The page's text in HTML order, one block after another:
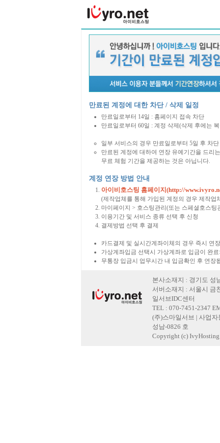
만료된 계정에 대한 차단 / 삭제 일정
만료일로부터 14일 : 홈페이지 접속 차단
만료일로부터 60일 : 계정 삭제(삭제 후에는
일부 서비스의 경우 만료일로부터 5일 후 차
만료된 계정에 대하여 연장 유예기간을 드리
무료 체험 기간을 제공하는 것은 아닙니다.
계정 연장 방법 안내
아이비호스팅 홈페이지(http://
(제작업체를 통해 가입된 계정의 경우 제작업
마이페이지 > 호스팅관리(또는 스페셜호스팅
이용기간 및 서비스 종류 선택 후 신청
결제방법 선택 후 결제
카드결제 및 실시간계좌이체의 경우 즉시 연
가상계좌입금 선택시 가상계좌로 입금이 완
무통장 입금시 업무시간 내 입금확인 후 연장
본사소재지 : 경기도 성
서버소재지 : 서울시 금
일서브IDC센터
TEL : 070-7451-2347
(주)스마일서브 | 사업
성남-0826 호
Copyright (c)